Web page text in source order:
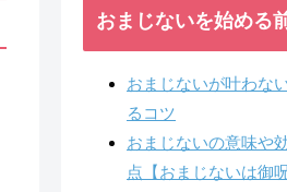
おまじないを始める
おまじないが叶わな
るコツ
おまじないの意味や
点【おまじないは御